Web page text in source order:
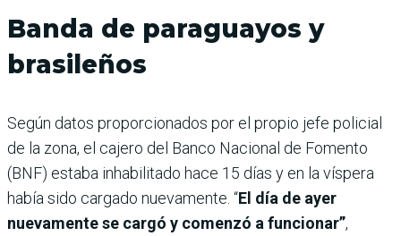
Banda de paraguayos y
brasileños
Según datos proporcionados por el propio jefe policial
de la zona, el cajero del Banco Nacional de Fomento
(BNF) estaba inhabilitado hace 15 días y en la víspera
había sido cargado nuevamente. “El día de ayer
nuevamente se cargó y comenzó a funcionar”,